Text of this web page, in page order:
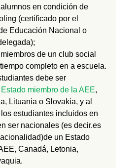
en condición de
(certificado por el
Educación Nacional o
);
de un club social
completo en a escuela.
debe ser
Estado miembro de la AEE,
Lituania o Slovakia, y al
estudiantes incluidos en
ser nacionales (es decir.es
de un Estado
Canadá, Letonia,